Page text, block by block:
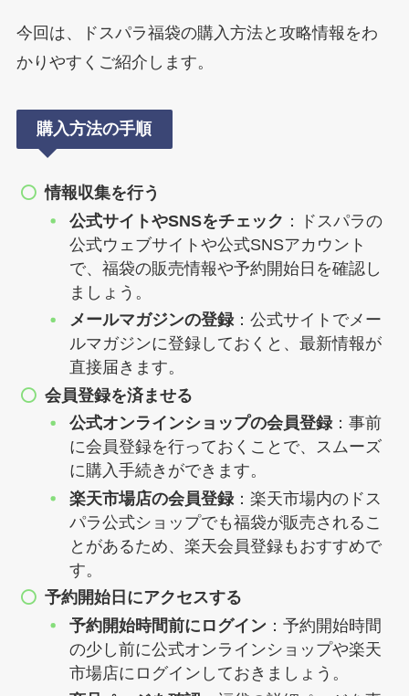
今回は、ドスパラ福袋の購入方法と攻略情報をわ
かりやすくご紹介します。
購入方法の手順
情報収集を行う
公式サイトやSNSをチェック ：ドスパラの
公式ウェブサイトや公式SNSアカウント
で、福袋の販売情報や予約開始日を確認し
ましょう。
メールマガジンの登録：公式サイトでメー
ルマガジンに登録しておくと、最新情報が
直接届きます。
会員登録を済ませる
公式オンラインショップの会員登録：事前
に会員登録を行っておくことで、スムーズ
に購入手続きができます。
楽天市場店の会員登録：楽天市場内のドス
パラ公式ショップでも福袋が販売されるこ
とがあるため、楽天会員登録もおすすめで
す。
予約開始日にアクセスする
予約開始時間前にログイン ：予約開始時間
の少し前に公式オンラインショップや楽天
市場店にログインしておきましょう。